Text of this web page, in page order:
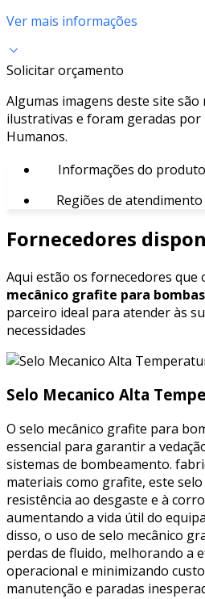
Ver mais informações
Solicitar orçamento
Algumas imagens deste site são
ilustrativas e foram geradas por
Humanos.
Informações do produto
Regiões de atendimento
Fornecedores
Aqui estão os fornecedores que
mecânico grafite para
parceiro ideal para atender às
necessidades
Selo Mecanico Alta
O selo mecânico grafite para
essencial para garantir a
sistemas de bombeamento.
materiais como grafite, este
resistência ao desgaste e à
aumentando a vida útil do
disso, o uso de selo mecânico
perdas de fluido, melhorando a
operacional e minimizando
manutenção e paradas